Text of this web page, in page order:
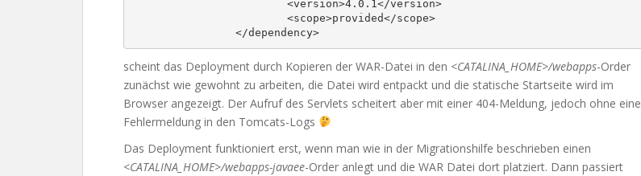
                </dependency>
scheint das Deployment durch Kopieren der WAR-Datei in den <CATALINA_HOME>/webapps-Order
zunächst wie gewohnt zu arbeiten, die Datei wird entpackt und die statische Startseite wird im
Browser angezeigt. Der Aufruf des Servlets scheitert aber mit einer 404-Meldung, jedoch ohne eine
Fehlermeldung in den Tomcats-Logs
Das Deployment funktioniert erst, wenn man wie in der Migrationshilfe beschrieben einen
<CATALINA_HOME>/webapps-javaee-Order anlegt und die WAR Datei dort platziert. Dann passiert